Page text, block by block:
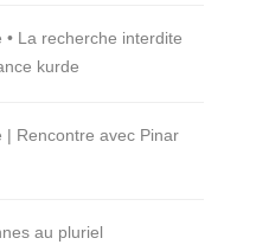
• La recherche interdite
kurde
| Rencontre avec Pinar
au pluriel